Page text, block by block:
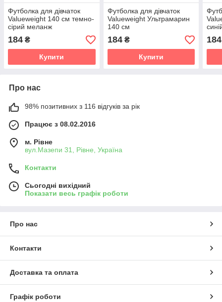
Футболка для дівчаток
Valueweight 140 см темно-
сірий меланж
184 ₴
Купити
Футболка для дівчаток
Valueweight Ультрамарин
140 см
184₴
Купити
184
Про нас
98% позитивних з 116 відгуків за рік
Працює з 08.02.2016
м. Рівне
вул.Мазепи 31, Рівне, Україна
Контакти
Сьогодні вихідний
Показати весь графік роботи
Про нас
Контакти
Доставка та оплата
Графік роботи